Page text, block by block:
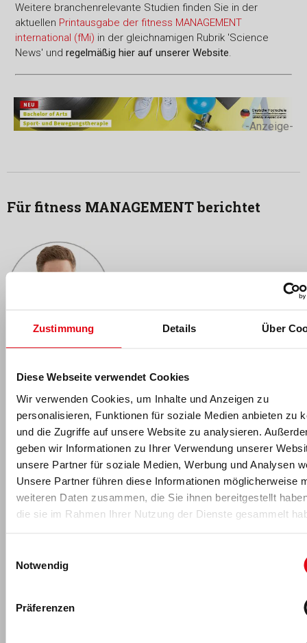
Zustimmung Details Über
Diese Webseite verwendet Cookies
Wir verwenden Cookies, um Inhalte und Anzeigen zu
personalisieren, Funktionen für soziale Medien anbieten zu
und die Zugriffe auf unsere Website zu analysieren.
geben wir Informationen zu Ihrer Verwendung unserer
unsere Partner für soziale Medien, Werbung und Analysen
Unsere Partner führen diese Informationen möglicherweise
weiteren Daten zusammen, die Sie ihnen bereitgestellt
die sie im Rahmen Ihrer Nutzung der Dienste gesammelt
Notwendig
Präferenzen
Weitere branchenrelevante Studien finden Sie in der
aktuellen Printausgabe der fitness MANAGEMENT
international (fMi) in der gleichnamigen Rubrik 'Science
News' undregelmäßig hier auf unserer Website.
-Anzeige-
Für fitness MANAGEMENT berichtet
Florian Schmidtist seit 2017 Teil des fM Online- & Print-
seinem Hotelmanagement-Studium an derHotelfachschule
Zürichund mehreren Jahren Führungserfahrung in der
internationalen Sport- und Wellnesshotellerie absolvierte der
Dipl. Hotelier (HF) an derUniversität des Saarlandeszusätzlich
ein Bachelor- und Masterstudium in Sportwissenschaft
(Schwerpunkte Leistungs- und Gesundheitssport). Während
seines Studiums arbeitete er als wissenschaftlicher
Projektmitarbeiter am Lehrstuhl für Sportsoziologie und
SWI Saarbrücken
. Seit 2017 ist er neben